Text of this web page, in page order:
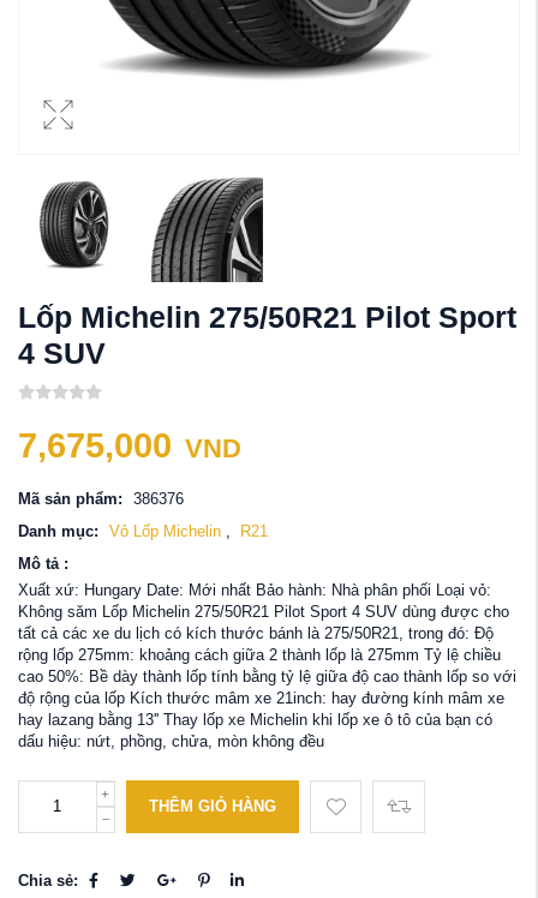
Lốp Michelin 275/50R21 Pilot Sport
4 SUV
7,675,000 VND
Mã sản phẩm:
386376
Danh mục:
Vỏ Lốp Michelin
R21
Mô tả :
Xuất xứ: Hungary Date: Mới nhất Bảo hành: Nhà phân phối Loại vỏ:
Không săm Lốp Michelin 275/50R21 Pilot Sport 4 SUV dùng được cho
tất cả các xe du lịch có kích thước bánh là 275/50R21, trong đó: Độ
rộng lốp 275mm: khoảng cách giữa 2 thành lốp là 275mm Tỷ lệ chiều
cao 50%: Bề dày thành lốp tính bằng tỷ lệ giữa độ cao thành lốp so với
độ rộng của lốp Kích thước mâm xe 21inch: hay đường kính mâm xe
hay lazang bằng 13'' Thay lốp xe Michelin khi lốp xe ô tô của bạn có
dấu hiệu: nứt, phồng, chửa, mòn không đều
THÊM GIỎ HÀNG
Chia sẻ: